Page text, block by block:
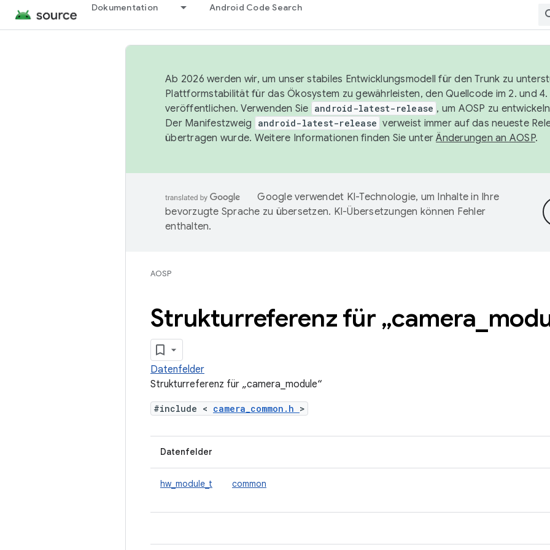
Dokumentation Android Code Search
Ab 2026 werden wir, um unser stabiles Entwicklungsmodell für den Trunk zu
Plattformstabilität für das Ökosystem zu gewährleisten, den Quellcode im 2. und 4.
veröffentlichen. Verwenden Sie android-latest-release , um AOSP zu
Der Manifestzweig
android-latest-release verweist immer auf das neueste
übertragen wurde. Weitere Informationen finden Sie unterÄnderungen an AOSP.
Google verwendet KI-Technologie, um Inhalte in Ihre
bevorzugte Sprache zu übersetzen. KI-Übersetzungen können Fehler
enthalten.
AOSP
Strukturreferenz für „camera
Datenfelder
Strukturreferenz für „camera_module“
#include < camera_common.h >
Datenfelder
hw_module_t common